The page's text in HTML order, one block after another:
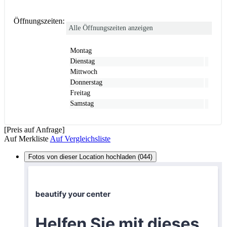
Öffnungszeiten:
Alle Öffnungszeiten anzeigen
Montag
Dienstag
Mittwoch
Donnerstag
Freitag
Samstag
[Preis auf Anfrage]
Auf Merkliste Auf Vergleichsliste
Fotos von dieser Location hochladen (044)